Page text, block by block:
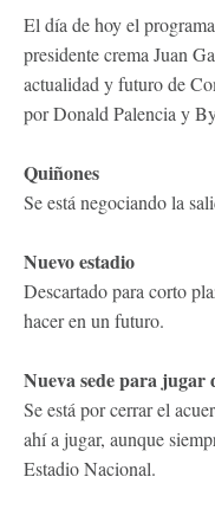
El día de hoy el
presidente crema Juan
actualidad y futuro de
por Donald Palencia y
Quiñones
Se está negociando la
Nuevo estadio
Descartado para corto
hacer en un futuro.
Nueva sede para jugar
Se está por cerrar el
ahí a jugar, aunque
Estadio Nacional.